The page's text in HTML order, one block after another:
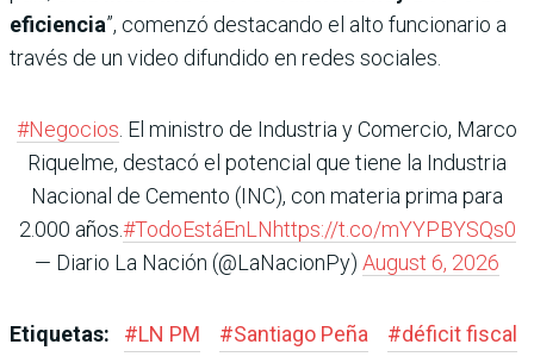
eficiencia”, comenzó destacando el alto funcionario a
través de un video difundido en redes sociales.
#Negocios . El ministro de Industria y Comercio, Marco
Riquelme, destacó el potencial que tiene la Industria
Nacional de Cemento (INC), con materia prima para
2.000 años.#TodoEstáEnLNhttps://t.co/mYYPBYSQs0
— Diario La Nación (@LaNacionPy) August 6, 2026
Etiquetas: #LN PM #Santiago Peña #déficit fiscal